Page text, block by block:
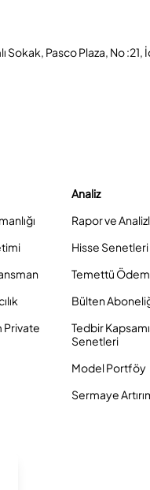
Pasco Plaza, No :21,
Private
Analiz
Rapor ve
Hisse Senetleri
Temettü
Bülten
Tedbir
Senetleri
Model Portföy
Sermaye